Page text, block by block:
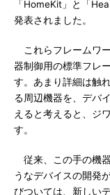
「HomeKit」と「
発表されました。
これらフレームワ
器制御用の標準フレ
す。あまり詳細は触
る周辺機器を、デバ
えると考えると、ジ
す。
従来、この手の機
うなデバイスの開発
びついては、新しい